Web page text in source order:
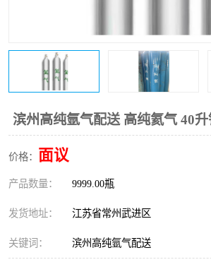
滨州高纯氩气配送 高纯氦气 40
价格： 面议
产品数量： 9999.00瓶
发货地址： 江苏省常州武进区
关键词： 滨州高纯氩气配送